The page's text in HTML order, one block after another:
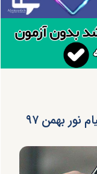
نور بهمن ۹۷